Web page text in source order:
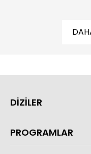
DİZİLER
PROGRAMLAR